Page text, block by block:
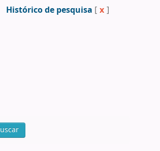
Histórico de pesquisa [ x ]